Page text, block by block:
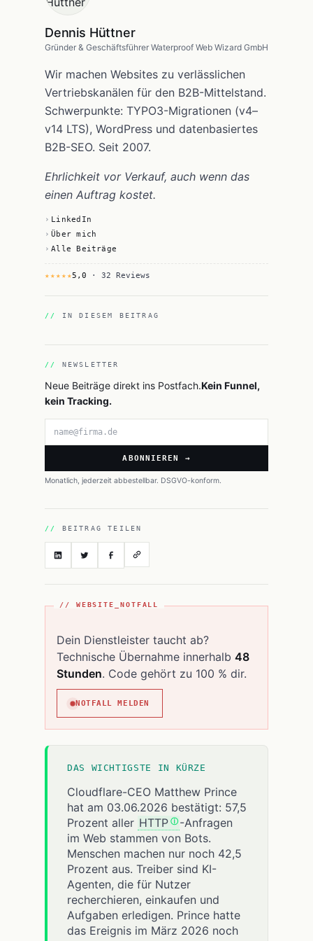
Dennis Hüttner
Gründer & Geschäftsführer Waterproof Web Wizard GmbH
Wir machen Websites zu verlässlichen
Vertriebskanälen für den B2B-Mittelstand.
Schwerpunkte: TYPO3-Migrationen (v4–
v14 LTS), WordPress und datenbasiertes
B2B-SEO. Seit 2007.
Ehrlichkeit vor Verkauf, auch wenn das
einen Auftrag kostet.
LinkedIn
Über mich
Alle Beiträge
★★★★★5,0 · 32 Reviews
IN DIESEM BEITRAG
NEWSLETTER
Neue Beiträge direkt ins Postfach.Kein Funnel,
kein Tracking.
E-Mail-Adresse
ABONNIEREN →
Monatlich, jederzeit abbestellbar. DSGVO-konform.
BEITRAG TEILEN
// WEBSITE_NOTFALL
Dein Dienstleister taucht ab?
Technische Übernahme innerhalb 48
Stunden. Code gehört zu 100 % dir.
NOTFALL MELDEN
DAS WICHTIGSTE IN KÜRZE
Cloudflare-CEO Matthew Prince
hat am 03.06.2026 bestätigt: 57,5
Prozent aller HTTP
-Anfragen
im Web stammen von Bots.
Menschen machen nur noch 42,5
Prozent aus. Treiber sind KI-
Agenten, die für Nutzer
recherchieren, einkaufen und
Aufgaben erledigen. Prince hatte
das Ereignis im März 2026 noch